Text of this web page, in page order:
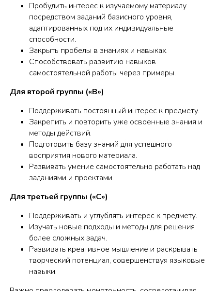
Пробудить интерес к изучаемому материалу
посредством заданий базисного уровня,
адаптированных под их индивидуальные
способности.
Закрыть пробелы в знаниях и навыках.
Способствовать развитию навыков
самостоятельной работы через примеры.
Для второй группы («B»)
Поддерживать постоянный интерес к предмету.
Закрепить и повторить уже освоенные знания и
методы действий.
Подготовить базу знаний для успешного
восприятия нового материала.
Развивать умение самостоятельно работать над
заданиями и проектами.
Для третьей группы («С»)
Поддерживать и углублять интерес к предмету.
Изучать новые подходы и методы для решения
более сложных задач.
Развивать креативное мышление и раскрывать
творческий потенциал, совершенствуя языковые
навыки.